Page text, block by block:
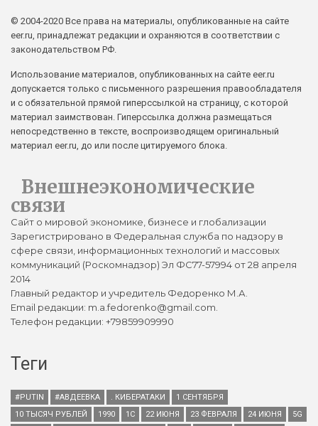
© 2004-2020 Все права на материалы, опубликованные на сайте
eer.ru, принадлежат редакции и охраняются в соответствии с
законодательством РФ.
Использование материалов, опубликованных на сайте eer.ru
допускается только с письменного разрешения правообладателя
и с обязательной прямой гиперссылкой на страницу, с которой
материал заимствован. Гиперссылка должна размещаться
непосредственно в тексте, воспроизводящем оригинальный
материал eer.ru, до или после цитируемого блока.
Внешнеэкономические
связи
Сайт о мировой экономике, бизнесе и глобализации
Зарегистрировано в Федеральная служба по надзору в
сфере связи, информационных технологий и массовых
коммуникаций (Роскомнадзор) Эл ФС77-57994 от 28 апреля
2014
Главный редактор и учредитель Федоренко М.А.
Email редакции: m.a.fedorenko@gmail.com.
Телефон редакции: +79859909990
Теги
#PUTIN #АВДЕЕВКА . КИБЕРАТАКИ
1 СЕНТЯБРЯ
10 ТЫСЯЧ РУБЛЕЙ
1990 1С 22 ИЮНЯ 23 ФЕВРАЛЯ 24 ИЮНЯ
5G